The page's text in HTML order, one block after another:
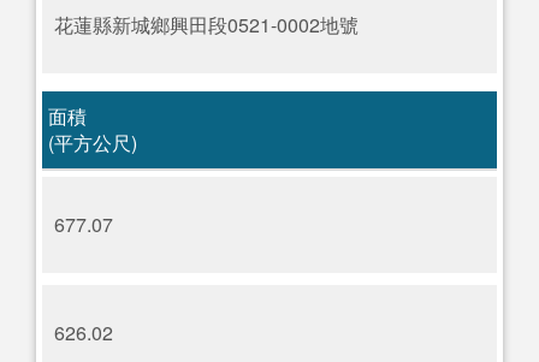
花蓮縣新城鄉興田段0521-0002地號
面積
(平方公尺)
677.07
626.02